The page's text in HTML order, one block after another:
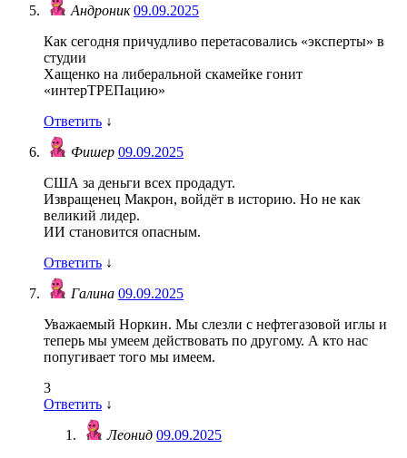
Андроник09.09.2025
Как сегодня причудливо перетасовались «эксперты» в
студии
Хащенко на либеральной скамейке гонит
«интерТРЕПацию»
Ответить ↓
Фишер 09.09.2025
США за деньги всех продадут.
Извращенец Макрон, войдёт в историю. Но не как
великий лидер.
ИИ становится опасным.
Ответить ↓
Галина 09.09.2025
Уважаемый Норкин. Мы слезли с нефтегазовой иглы и
теперь мы умеем действовать по другому. А кто нас
попугивает того мы имеем.
3
Ответить ↓
Леонид 09.09.2025